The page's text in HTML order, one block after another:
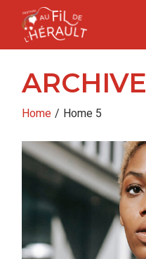
content
ARCHIVE
Home Home 5